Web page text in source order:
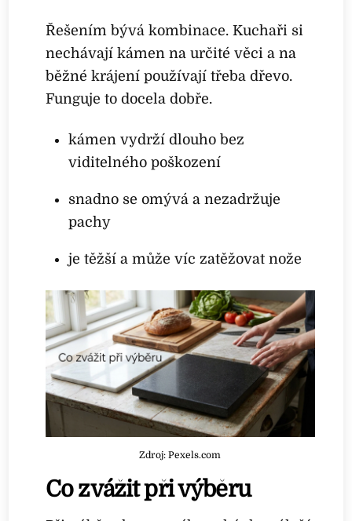
Řešením bývá kombinace. Kuchaři si
nechávají kámen na určité věci a na
běžné krájení používají třeba dřevo.
Funguje to docela dobře.
kámen vydrží dlouho bez
viditelného poškození
snadno se omývá a nezadržuje
pachy
je těžší a může víc zatěžovat nože
Zdroj: Pexels.com
Co zvážit při výběru